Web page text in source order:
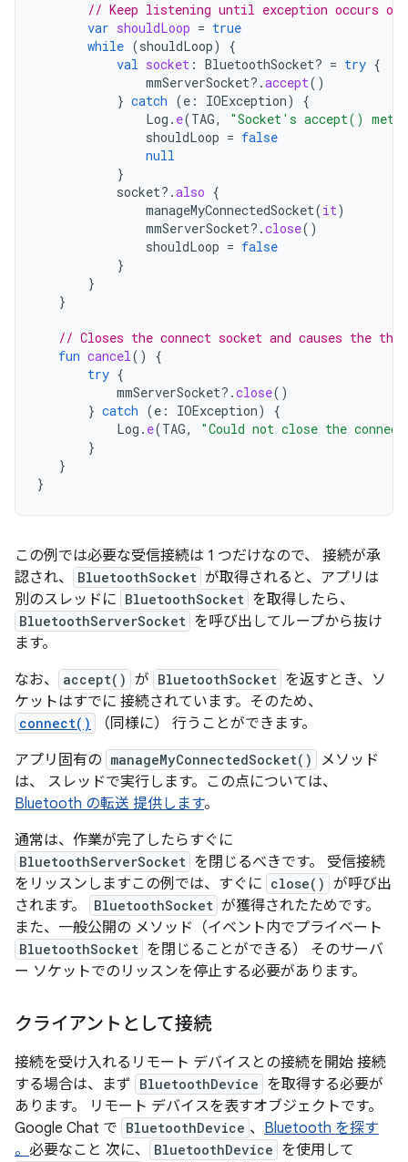
// Keep listening until exception occurs
var shouldLoop = true
while (shouldLoop)
{
val socket : BluetoothSocket? = try {
mmServerSocket?.accept()
} catch (e : IOException)
{
Log . e(TAG,
"Socket's accept()
shouldLoop = false
null
}
socket?.also {
manageMyConnectedSocket(it)
mmServerSocket?.close()
shouldLoop = false
}
}
}
// Closes the connect socket and causes the
fun cancel()
{
try {
mmServerSocket?.close()
} catch (e : IOException)
{
Log . e(TAG,
"Could not close the
}
}
}
この例では必要な受信接続は 1 つだけなので、 接続が承
認され、
BluetoothSocket が取得されると、アプリは
別のスレッドに BluetoothSocket を取得したら、
BluetoothServerSocket を呼び出してループから抜け
ます。
なお、
accept() が BluetoothSocket を返すとき、ソ
ケットはすでに 接続されています。そのため、
connect()
（同様に） 行うことができます。
アプリ固有の manageMyConnectedSocket()
メソッド
は、 スレッドで実行します。この点については、
Bluetooth の転送 提供します。
通常は、作業が完了したらすぐに
BluetoothServerSocket を閉じるべきです。 受信接続
をリッスンしますこの例では、すぐに close() が呼び出
されます。
BluetoothSocket が獲得されたためです。
また、一般公開の メソッド（イベント内でプライベート
BluetoothSocket を閉じることができる） そのサーバ
ー ソケットでのリッスンを停止する必要があります。
クライアントとして接続
接続を受け入れるリモート デバイスとの接続を開始 接続
する場合は、まず BluetoothDevice を取得する必要が
あります。 リモート デバイスを表すオブジェクトです。
Google Chat で BluetoothDevice 、 Bluetooth を探す
。 必要なこと 次に、 BluetoothDevice を使用して